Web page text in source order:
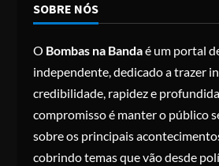
SOBRE NÓS
O Bombas na Bandaé um portal
independente, dedicado a trazer
credibilidade, rapidez e
compromisso é manter o público
sobre os principais
cobrindo temas que vão desde